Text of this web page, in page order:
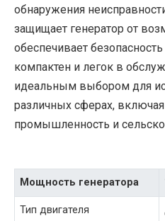
обнаружения
защищает генератор от
обеспечивает
компактен и легок в
идеальным выбором для
различных сферах, включая
промышленность и
Мощность генератора
Тип двигателя